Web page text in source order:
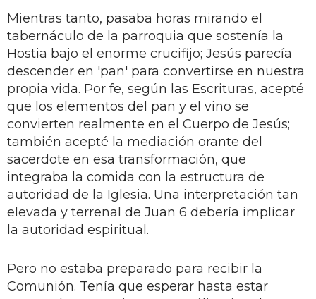
Mientras tanto, pasaba horas mirando el
tabernáculo de la parroquia que sostenía la
Hostia bajo el enorme crucifijo; Jesús parecía
descender en 'pan' para convertirse en nuestra
propia vida. Por fe, según las Escrituras, acepté
que los elementos del pan y el vino se
convierten realmente en el Cuerpo de Jesús;
también acepté la mediación orante del
sacerdote en esa transformación, que
integraba la comida con la estructura de
autoridad de la Iglesia. Una interpretación tan
elevada y terrenal de Juan 6 debería implicar
la autoridad espiritual.
Pero no estaba preparado para recibir la
Comunión. Tenía que esperar hasta estar